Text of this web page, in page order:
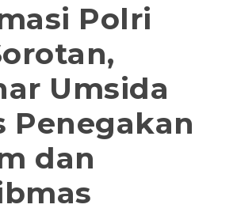
Polri
Umsida
Penegakan
dan